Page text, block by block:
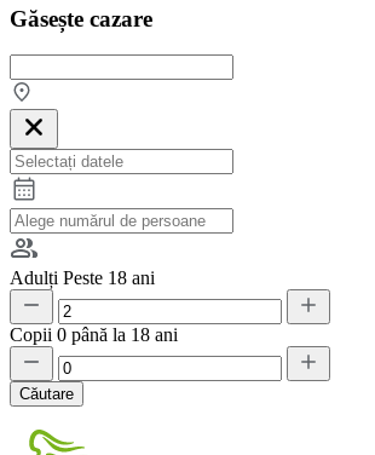
Găsește cazare
Adulți Peste 18 ani
Copii 0 până la 18 ani
Căutare